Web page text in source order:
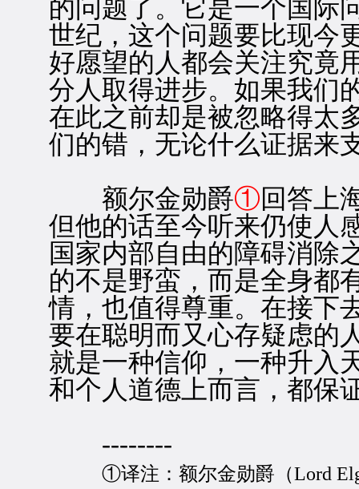
的问题了。它是一个国际
世纪，这个问题要比现今
好愿望的人都会关注究竟
分人取得进步。如果我们
在此之前却是被忽略得太
们的错，无论什么证据来
额尔金勋爵①回答上
但他的话至今听来仍使人
国家内部自由的障碍消除
的不是野蛮，而是全身都
情，也值得尊重。在接下
要在聪明而又心存疑虑的
就是一种信仰，一种升入
和个人道德上而言，都保
--------
①译注：额尔金勋爵（Lord